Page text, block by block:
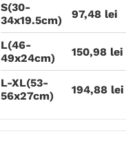
S(30-
34x19.5cm)
97,48 lei
L(46-
49x24cm)
150,98 lei
L-XL(53-
56x27cm)
194,88 lei